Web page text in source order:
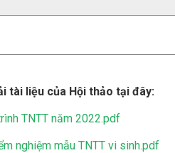
tài liệu của Hội thảo tại đây:
TNTT năm 2022.pdf
nghiệm mẫu TNTT vi sinh.pdf